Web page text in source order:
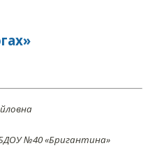
№40 «Бригантина»